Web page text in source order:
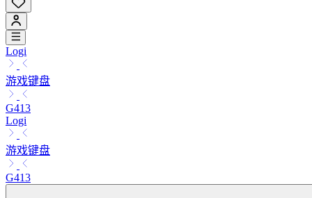
Logi
游戏键盘
G413
Logi
游戏键盘
G413